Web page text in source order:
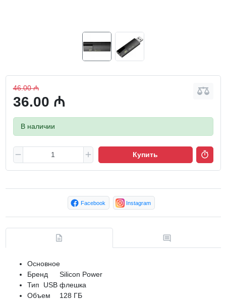
46.00 ₼
36.00 ₼
В наличии
Купить
Facebook Instagram
Основное
Бренд
Silicon Power
Тип
USB флешка
Объем
128 ГБ